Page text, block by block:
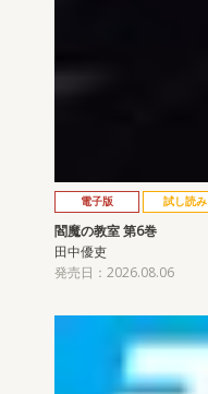
電子版 試し読み
閻魔の教室 第6巻
田中優吏
発売日：2026.08.06